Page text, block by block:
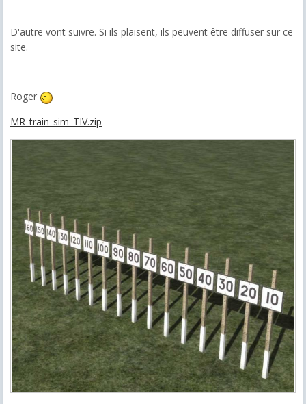
D'autre vont suivre. Si ils plaisent, ils peuvent être diffuser sur ce
site.
Roger
MR_train_sim_TIV.zip